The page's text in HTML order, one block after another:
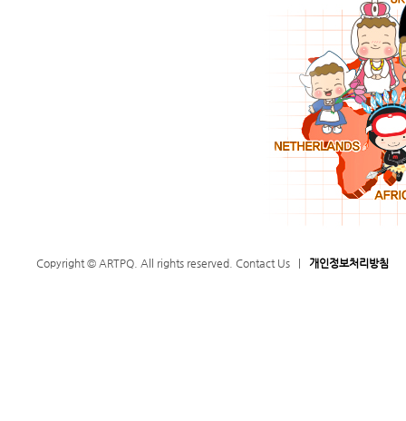
Copyright © ARTPQ. All rights reserved. Contact Us 개인정보처리방침